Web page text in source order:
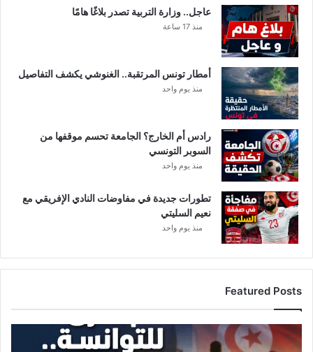
عاجل.. وزارة التربية تصدر بلاغًا هامًا
منذ 17 ساعة
أمطار تونس المرتقبة.. الغنوشي يكشف التفاصيل
منذ يوم واحد
رادس أم الخارج؟ الجامعة تحسم موقفها من
السوبر التونسي
منذ يوم واحد
تطورات جديدة في مفاوضات النادي الإفريقي مع
نعيم السليتي
منذ يوم واحد
Featured Posts
زيادة
جديدة